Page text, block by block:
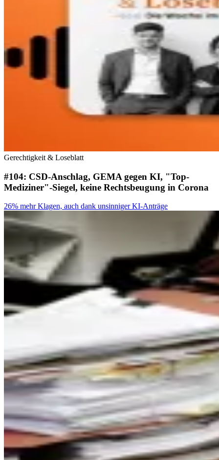
Gerechtigkeit & Loseblatt
#104: CSD-Anschlag, GEMA gegen KI, "Top-
Mediziner"-Siegel, keine Rechtsbeugung in Corona
26% mehr Klagen, auch dank unsinniger KI-Anträge